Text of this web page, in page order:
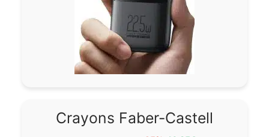
Crayons Faber-Castell